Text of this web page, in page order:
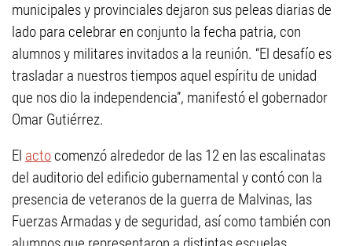
municipales y provinciales dejaron sus peleas diarias de
lado para celebrar en conjunto la fecha patria, con
alumnos y militares invitados a la reunión. “El desafío es
trasladar a nuestros tiempos aquel espíritu de unidad
que nos dio la independencia”, manifestó el gobernador
Omar Gutiérrez.
El acto comenzó alrededor de las 12 en las escalinatas
del auditorio del edificio gubernamental y contó con la
presencia de veteranos de la guerra de Malvinas, las
Fuerzas Armadas y de seguridad, así como también con